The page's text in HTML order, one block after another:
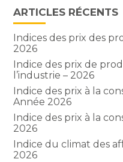
ARTICLES RÉCENTS
Indices des prix des
2026
Indice des prix de
l’industrie – 2026
Indice des prix à la
Année 2026
Indice des prix à la
2026
Indice du climat des
2026